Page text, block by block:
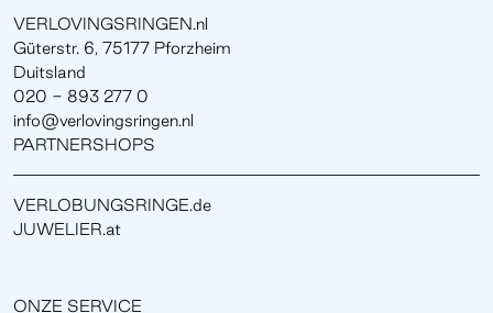
VERLOVINGSRINGEN.nl
Güterstr. 6, 75177 Pforzheim
Duitsland
020 - 893 277 0
info@verlovingsringen.nl
PARTNERSHOPS
VERLOBUNGSRINGE.de
JUWELIER.at
ONZE SERVICE